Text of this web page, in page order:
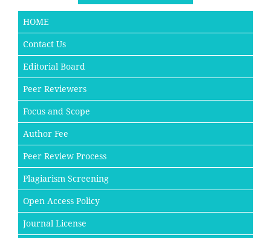
HOME
Contact Us
Editorial Board
Peer Reviewers
Focus and Scope
Author Fee
Peer Review Process
Plagiarism Screening
Open Access Policy
Journal License